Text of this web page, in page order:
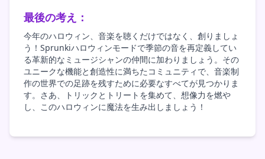
最後の考え：
今年のハロウィン、音楽を聴くだけではなく、創りましょ
う！Sprunkiハロウィンモードで季節の音を再定義してい
る革新的なミュージシャンの仲間に加わりましょう。その
ユニークな機能と創造性に満ちたコミュニティで、音楽制
作の世界での足跡を残すために必要なすべてが見つかりま
す。さあ、トリックとトリートを集めて、想像力を燃や
し、このハロウィンに魔法を生み出しましょう！